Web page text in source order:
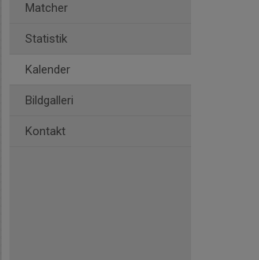
Matcher
Statistik
Kalender
Bildgalleri
Kontakt